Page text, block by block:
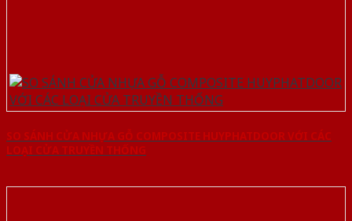
SO SÁNH CỬA NHỰA GỖ COMPOSITE HUYPHATDOOR VỚI CÁC
LOẠI CỬA TRUYỀN THỐNG